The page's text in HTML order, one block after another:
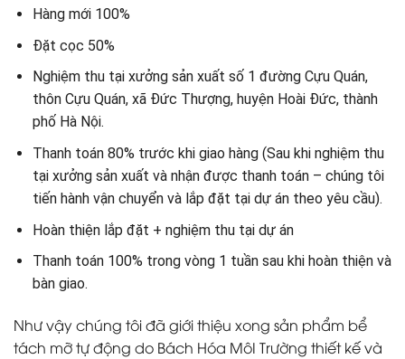
Hàng mới 100%
Đặt cọc 50%
Nghiệm thu tại xưởng sản xuất số 1 đường Cựu Quán,
thôn Cựu Quán, xã Đức Thượng, huyện Hoài Đức, thành
phố Hà Nội.
Thanh toán 80% trước khi giao hàng (Sau khi nghiệm thu
tại xưởng sản xuất và nhận được thanh toán – chúng tôi
tiến hành vận chuyển và lắp đặt tại dự án theo yêu cầu).
Hoàn thiện lắp đặt + nghiệm thu tại dự án
Thanh toán 100% trong vòng 1 tuần sau khi hoàn thiện và
bàn giao.
Như vậy chúng tôi đã giới thiệu xong sản phẩm bể
tách mỡ tự động do Bách Hóa MôI Trường thiết kế và